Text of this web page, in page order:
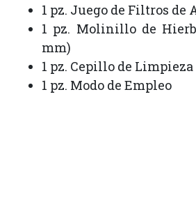
1 pz. Juego de Filtros de
1 pz. Molinillo de
mm)
1 pz. Cepillo de Limpieza
1 pz. Modo de Empleo